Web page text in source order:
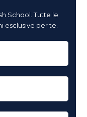
School. Tutte le
esclusive per te.